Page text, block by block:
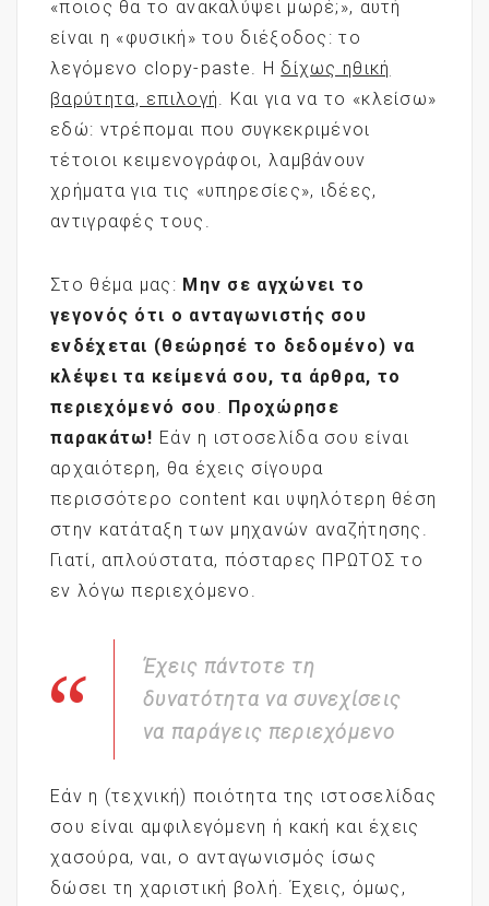
«ποιος θα το ανακαλύψει μωρέ;», αυτή
είναι η «φυσική» του διέξοδος: το
λεγόμενο clopy-paste. Η δίχως ηθική
βαρύτητα, επιλογή
. Και για να το «κλείσω»
εδώ: ντρέπομαι που συγκεκριμένοι
τέτοιοι κειμενογράφοι, λαμβάνουν
χρήματα για τις «υπηρεσίες», ιδέες,
αντιγραφές τους.
Στο θέμα μας: Μην σε αγχώνει το
γεγονός ότι ο ανταγωνιστής σου
ενδέχεται (θεώρησέ το δεδομένο) να
κλέψει τα κείμενά σου, τα άρθρα, το
περιεχόμενό σου
Προχώρησε
παρακάτω! Εάν η ιστοσελίδα σου είναι
αρχαιότερη, θα έχεις σίγουρα
περισσότερο content και υψηλότερη θέση
στην κατάταξη των μηχανών αναζήτησης.
Γιατί, απλούστατα, πόσταρες ΠΡΩΤΟΣ το
εν λόγω περιεχόμενο.
Έχεις πάντοτε τη
δυνατότητα να συνεχίσεις
να παράγεις περιεχόμενο
Εάν η (τεχνική) ποιότητα της ιστοσελίδας
σου είναι αμφιλεγόμενη ή κακή και έχεις
χασούρα, ναι, ο ανταγωνισμός ίσως
δώσει τη χαριστική βολή. Έχεις, όμως,